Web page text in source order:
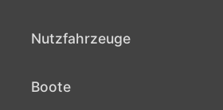
Nutzfahrzeuge
Boote